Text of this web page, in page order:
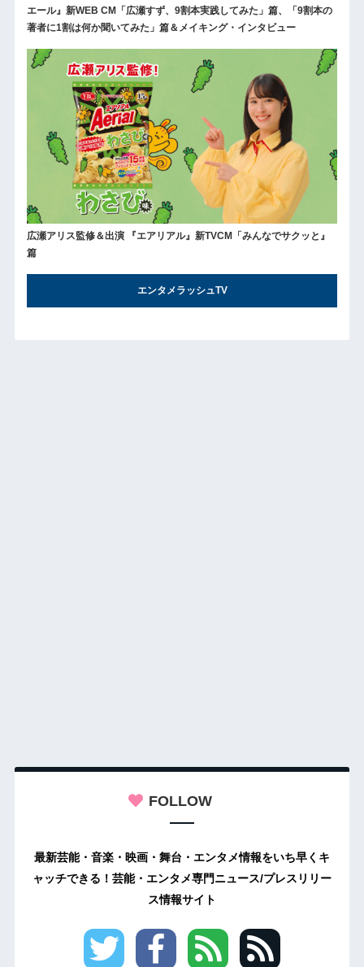
エール』新WEB CM「広瀬すず、9割本実践してみた」篇、「9割本の
著者に1割は何か聞いてみた」篇＆メイキング・インタビュー
広瀬アリス監修＆出演 『エアリアル』新TVCM「みんなでサクッと』
篇
エンタメラッシュTV
FOLLOW
最新芸能・音楽・映画・舞台・エンタメ情報をいち早くキ
ャッチできる！芸能・エンタメ専門ニュース/プレスリリー
ス情報サイト